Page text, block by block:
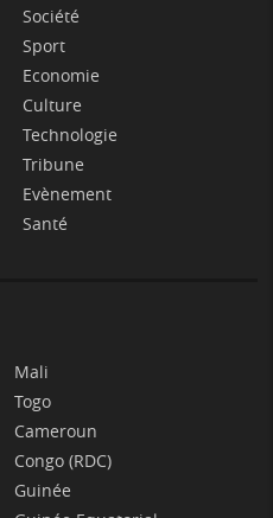
Société
Sport
Economie
Culture
Technologie
Tribune
Evènement
Santé
Mali
Togo
Cameroun
Congo (RDC)
Guinée